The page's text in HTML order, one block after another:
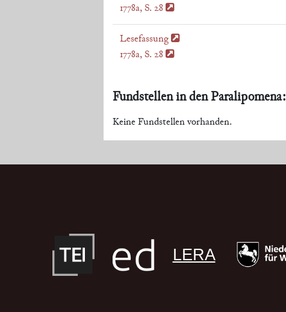
1778a, S. 28
Lesefassung
1778a, S. 28
Fundstellen in den Paralipomena:
Keine Fundstellen vorhanden.
LERA